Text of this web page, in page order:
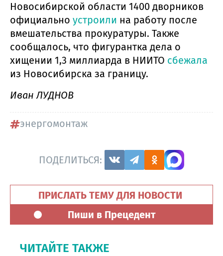
Новосибирской области 1400 дворников
официально устроили на работу после
вмешательства прокуратуры. Также
сообщалось, что фигурантка дела о
хищении 1,3 миллиарда в НИИТО сбежала
из Новосибирска за границу.
Иван ЛУДНОВ
энергомонтаж
ПОДЕЛИТЬСЯ:
ПРИСЛАТЬ ТЕМУ ДЛЯ НОВОСТИ
Пиши в Прецедент
ЧИТАЙТЕ ТАКЖЕ